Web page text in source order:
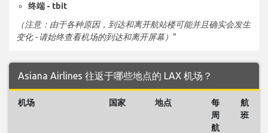
终端 - tbit
（注意：由于各种原因，到达和离开航站楼可能并且确实会发生
变化 - 请始终查看机场的到达和离开屏幕） ”
Asiana Airlines 往返于哪些地点的 LAX 机场？
机场 国家 地点
每
周
航
航
班